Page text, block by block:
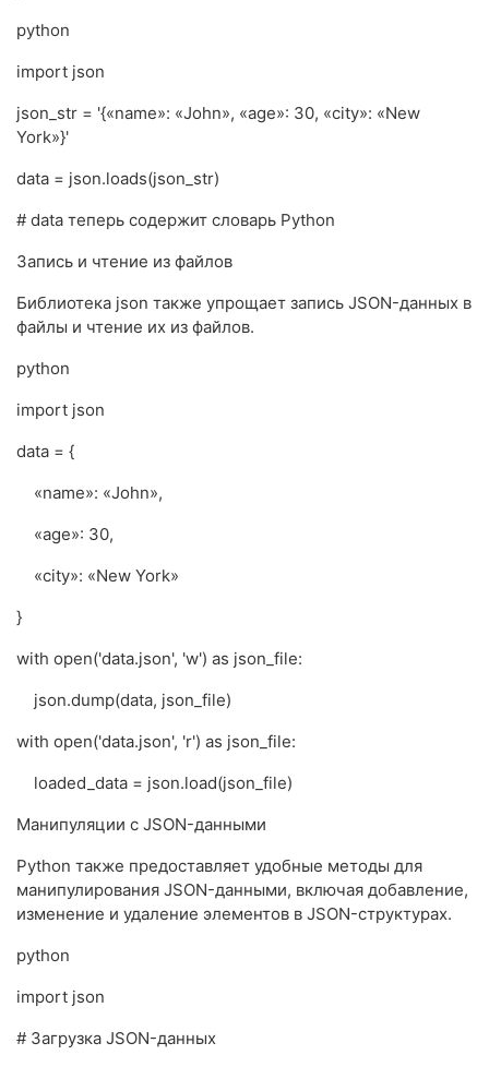
python
import json
json_str = '{«name»: «John», «age»: 30, «city»: «New
York»}'
data = json.loads(json_str)
# data теперь содержит словарь Python
Запись и чтение из файлов
Библиотека json также упрощает запись JSON-данных в
файлы и чтение их из файлов.
python
import json
data = {
«name»: «John»,
«age»: 30,
«city»: «New York»
}
with open('data.json', 'w') as json_file:
json.dump(data, json_file)
with open('data.json', 'r') as json_file:
loaded_data = json.load(json_file)
Манипуляции с JSON-данными
Python также предоставляет удобные методы для
манипулирования JSON-данными, включая добавление,
изменение и удаление элементов в JSON-структурах.
python
import json
# Загрузка JSON-данных